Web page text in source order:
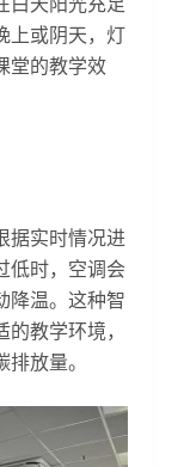
上或阴天，灯
堂的教学效
据实时情况进
低时，空调会
降温。这种智
教学环境，
放量。